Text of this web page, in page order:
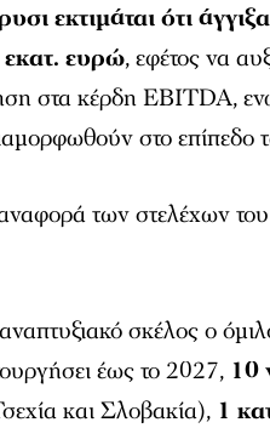
εκτιμάται ότι
ευρώ, εφέτος να
στα κέρδη EBITDA,
στο επίπεδο
των στελέχων
σκέλος ο
έως το 2027, 10
και Σλοβακία), 1